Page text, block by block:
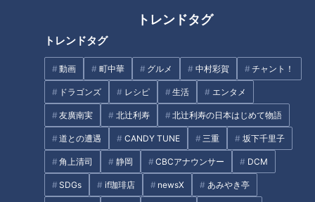
トレンドタグ
トレンドタグ
動画 町中華 グルメ 中村彩賀 チャント！
ドラゴンズ レシピ 生活 エンタメ
友廣南実 北辻利寿 北辻利寿の日本はじめて物語
道との遭遇 CANDY TUNE 三重 坂下千里子
角上清司 静岡 CBCアナウンサー DCM
SDGs if珈琲店 newsX あみやき亭
下記の項目に1つでも当てはまると、デブ脳の可能性がありま
・太っている人を見ると安心する
・背中がかけないのを諦めている
・床に落ちた物を足で取る
・自分の写真を撮らない
・お菓子を開けたら1回で1袋食べきる
デブ脳の正体